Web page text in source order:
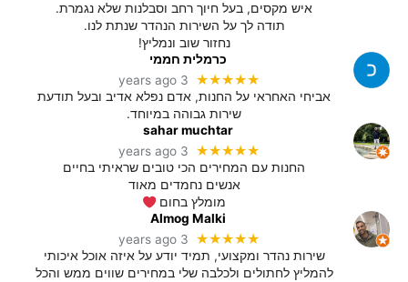
איש מקסים, בעל חיוך רחב וסבלנות שלא נגמרת.
תודה לך על השירות הנהדר שנתת לנו.
נחזור שוב ונמליץ!
כרמלית חממי
★★★★★
3 years ago
אביחי האחראי על החנות, אדם נפלא אדיב ובעל תודעת
שירות גבוהה במיוחד.
sahar muchtar
★★★★★
3 years ago
החנות עם המחירים הכי טובים שראיתי בחיים
אנשים נחמדים מאוד
מומלץ בחום
Almog Malki
★★★★★
3 years ago
שירות נהדר ומקצועי, תמיד יודע על איזה אוכל איכותי
להמליץ לחתולים ולכלבה שלי במחירים שווים ממש והכל